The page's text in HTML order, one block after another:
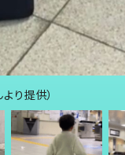
り提供）